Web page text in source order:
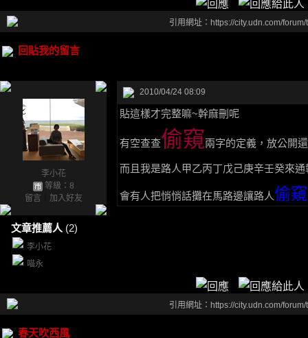
引用網址：https://city.udn.com/
回貼我的留言
李小花
等級：8
留言
加入好友
文章推薦人 (2)
李小花
喵永
2010/04/24 08:09
貼這樣才完整嘛~幹麻刪呢
有空查查偷窺兩字的定義，放公開
而且我是路人甲乙丙丁戊己庚辛壬癸來
會有人把悄悄話攤在馬路邊讓路人偷窺
引用網址：https://city.udn.com/
春天吹西風